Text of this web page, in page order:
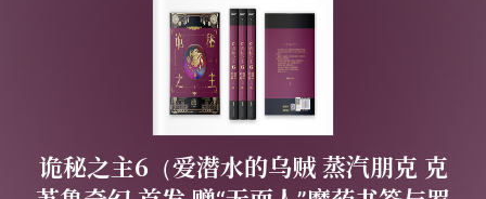
诡秘之主6（爱潜水的乌贼 蒸汽朋克 克